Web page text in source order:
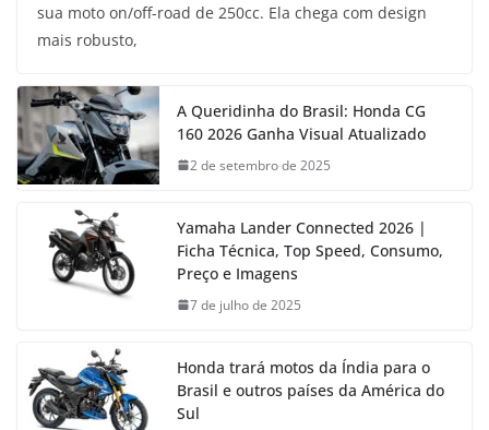
sua moto on/off-road de 250cc. Ela chega com design
mais robusto,
A Queridinha do Brasil: Honda CG
160 2026 Ganha Visual Atualizado
2 de setembro de 2025
Yamaha Lander Connected 2026 |
Ficha Técnica, Top Speed, Consumo,
Preço e Imagens
7 de julho de 2025
Honda trará motos da Índia para o
Brasil e outros países da América do
Sul